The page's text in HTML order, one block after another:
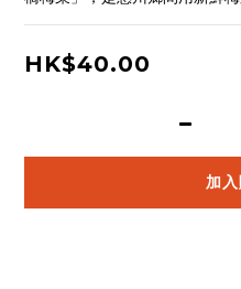
HK$40.00
加